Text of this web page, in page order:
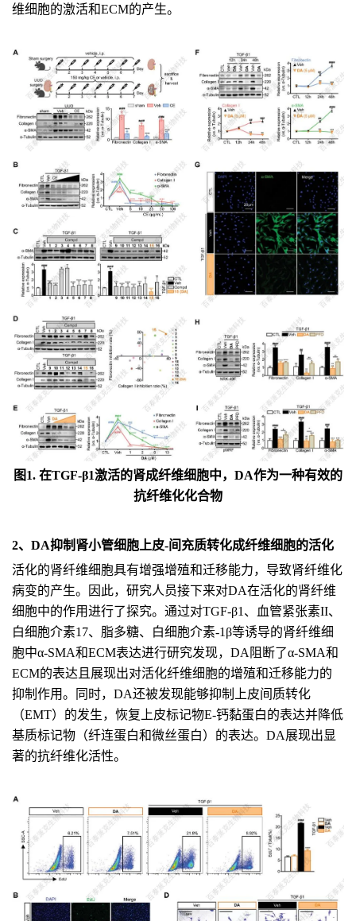
维细胞的激活和ECM的产生。
图1. 在TGF-β1激活的肾成纤维细胞中，DA作为一种有效的
抗纤维化化合物
2、DA抑制肾小管细胞上皮-间充质转化成纤维细胞的活化
活化的肾纤维细胞具有增强增殖和迁移能力，导致肾纤维化
病变的产生。因此，研究人员接下来对DA在活化的肾纤维
细胞中的作用进行了探究。通过对TGF-β1、血管紧张素II、
白细胞介素17、脂多糖、白细胞介素-1β等诱导的肾纤维细
胞中α-SMA和ECM表达进行研究发现，DA阻断了α-SMA和
ECM的表达且展现出对活化纤维细胞的增殖和迁移能力的
抑制作用。同时，DA还被发现能够抑制上皮间质转化
（EMT）的发生，恢复上皮标记物E-钙黏蛋白的表达并降低
基质标记物（纤连蛋白和微丝蛋白）的表达。DA展现出显
著的抗纤维化活性。